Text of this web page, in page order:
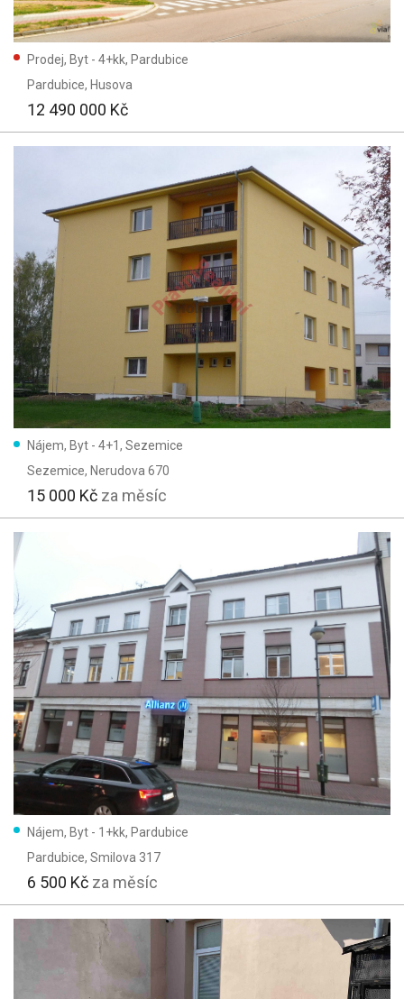
Prodej, Byt - 4+kk, Pardubice
Pardubice, Husova
12 490 000 Kč
Nájem, Byt - 4+1, Sezemice
Sezemice, Nerudova 670
15 000 Kč za měsíc
Nájem, Byt - 1+kk, Pardubice
Pardubice, Smilova 317
6 500 Kč za měsíc